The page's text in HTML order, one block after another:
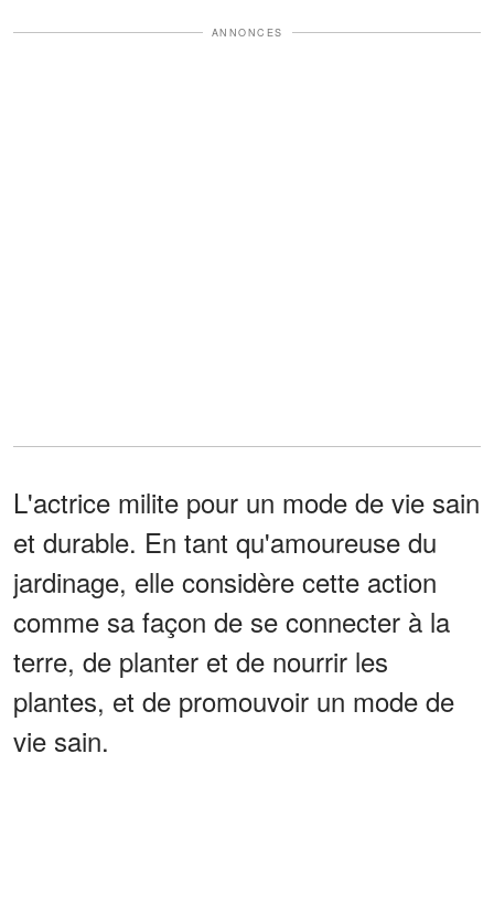
ANNONCES
L'actrice milite pour un mode de vie sain
et durable. En tant qu'amoureuse du
jardinage, elle considère cette action
comme sa façon de se connecter à la
terre, de planter et de nourrir les
plantes, et de promouvoir un mode de
vie sain.